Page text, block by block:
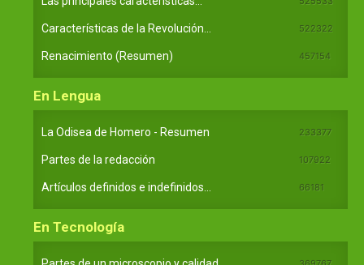
Características de la Revolución... 522322
Renacimiento (Resumen) 457154
En Lengua
La Odisea de Homero - Resumen 233377
Partes de la redacción 107922
Artículos definidos e indefinidos... 66181
En Tecnología